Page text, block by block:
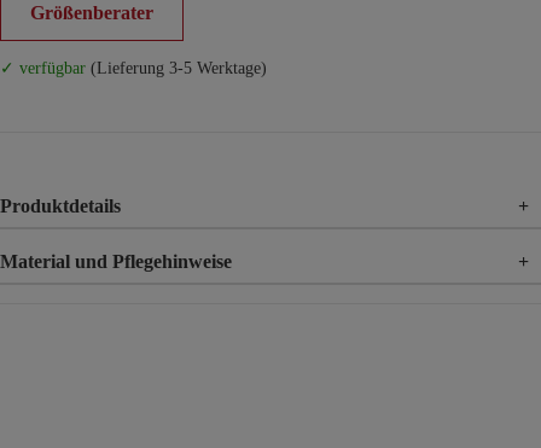
Größenberater
✓ verfügbar (Lieferung 3-5 Werktage)
Produktdetails +
Material und Pflegehinweise +